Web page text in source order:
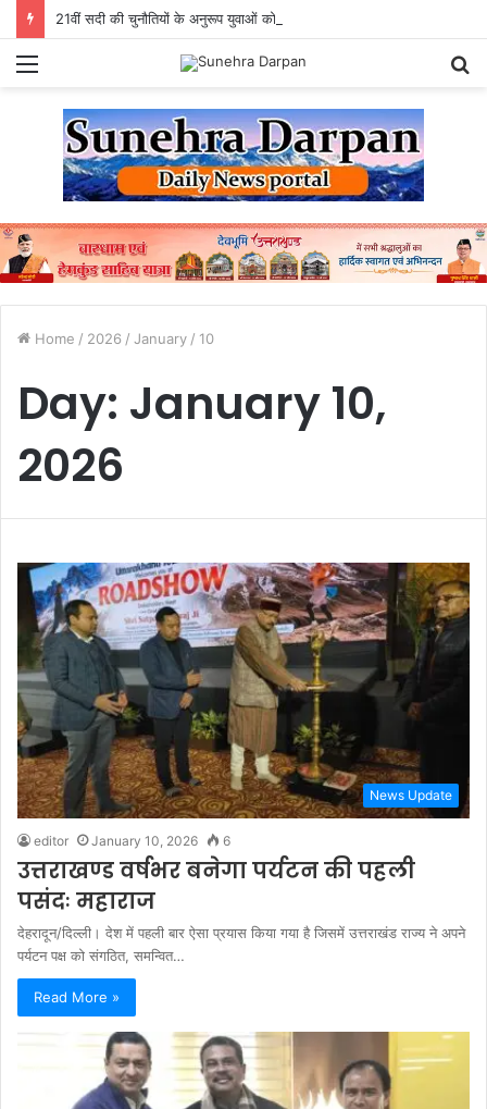
Menu
Home / 2026 / January / 10
Day: January 10,
2026
News Update
editor January 10, 2026 6
उत्तराखण्ड वर्षभर बनेगा पर्यटन की पहली
पसंदः महाराज
देहरादून/दिल्ली। देश में पहली बार ऐसा प्रयास किया गया है जिसमें उत्तराखंड राज्य ने अपने
पर्यटन पक्ष को संगठित, समन्वित…
Read More »